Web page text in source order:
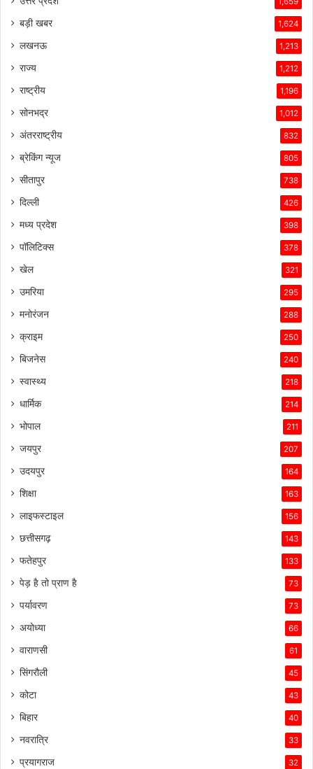
बड़ी खबर 1,624
लखनऊ 1,213
राज्य 1,212
राष्ट्रीय 1,196
सोनभद्र 1,012
अंतरराष्ट्रीय 832
ब्रेकिंग न्यूज 805
सीतापुर 738
दिल्ली 426
मध्य प्रदेश 398
पॉलिटिक्स 378
खेल 321
उमरिया 295
मनोरंजन 288
क्राइम 250
बिजनेस 240
स्वास्थ्य 218
धार्मिक 214
भोपाल 211
जयपुर 207
उदयपुर 164
शिक्षा 163
लाइफस्टाइल 156
छत्तीसगढ़ 143
फतेहपुर 133
पेड़ है तो प्राण है 73
पर्यावरण 73
अयोध्या 66
वाराणसी 61
सिंगरौली 45
कोटा 43
बिहार 40
नवरात्रि 33
प्रयागराज 32